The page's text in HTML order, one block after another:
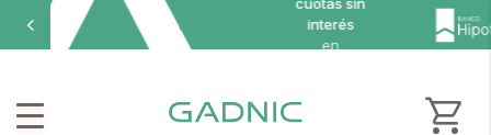
Hasta9
en